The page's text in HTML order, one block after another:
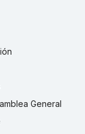
General